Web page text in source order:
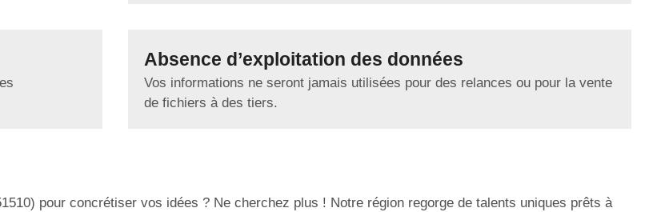
Absence d’exploitation des données
Vos informations ne seront jamais utilisées pour des relances ou pour la vente
de fichiers à des tiers.
pour concrétiser vos idées ? Ne cherchez plus ! Notre région regorge de talents uniques prêts à